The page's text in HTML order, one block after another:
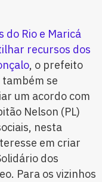
do Rio e Maricá
recursos dos
, o prefeito
também se
um acordo com
Nelson (PL)
nesta
em criar
dos
Para os vizinhos